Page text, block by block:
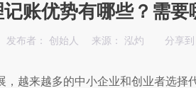
账优势有哪些？需要
发布者： 创始人 来源： 泓灼 分享到
，越来越多的中小企业和创业者选择